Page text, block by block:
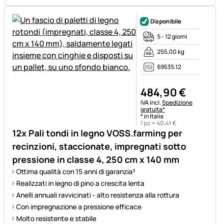
12x Pali tondi in legno VOSS.farming per
recinzioni, staccionate, impregnati sotto
pressione in classe 4, 250 cm x 140 mm
Ottima qualità con 15 anni di garanzia³
Realizzati in legno di pino a crescita lenta
Anelli annuali ravvicinati - alto resistenza alla rottura
Con impregnazione a pressione efficace
Molto resistente e stabile
Disponibile
5 - 12 giorni
255,00 kg
69535.12
484,90€
Informazioni fiscali:
IVA incl.Spedizione
gratuita*
* in Italia
1 pz =40,41€